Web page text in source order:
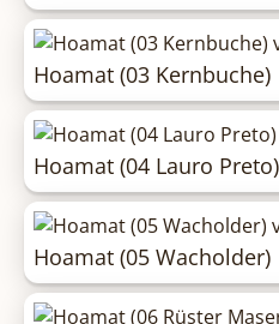
Hoamat (03 Kernbuche)
Hoamat (04 Lauro Preto)
Hoamat (05 Wacholder)